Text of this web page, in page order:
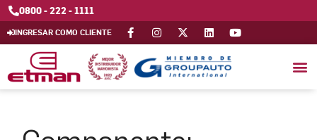
0800 - 222 - 1111
INGRESAR COMO CLIENTE